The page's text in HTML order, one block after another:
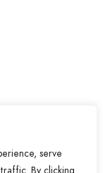
serve